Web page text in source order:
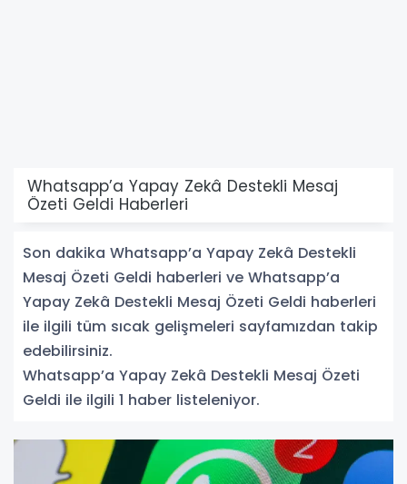
Whatsapp’a Yapay Zekâ Destekli Mesaj
Özeti Geldi Haberleri
Son dakika Whatsapp’a Yapay Zekâ Destekli
Mesaj Özeti Geldi haberleri ve Whatsapp’a
Yapay Zekâ Destekli Mesaj Özeti Geldi haberleri
ile ilgili tüm sıcak gelişmeleri sayfamızdan takip
edebilirsiniz.
Whatsapp’a Yapay Zekâ Destekli Mesaj Özeti
Geldi ile ilgili 1 haber listeleniyor.